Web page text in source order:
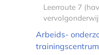
Leerroute 7
Arbeids-